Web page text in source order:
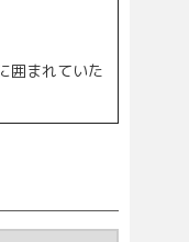
囲まれていた